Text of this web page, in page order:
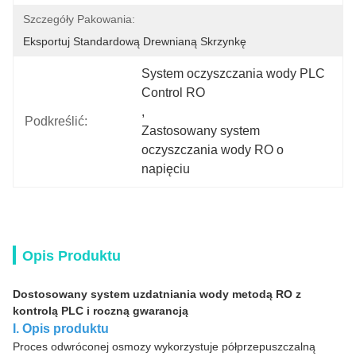
Szczegóły Pakowania:
Eksportuj Standardową Drewnianą Skrzynkę
Podkreślić:
System oczyszczania wody PLC
Control RO
,
Zastosowany system
oczyszczania wody RO o
napięciu
Opis Produktu
Dostosowany system uzdatniania wody metodą RO z
kontrolą PLC i roczną gwarancją
I. Opis produktu
Proces odwróconej osmozy wykorzystuje półprzepuszczalną